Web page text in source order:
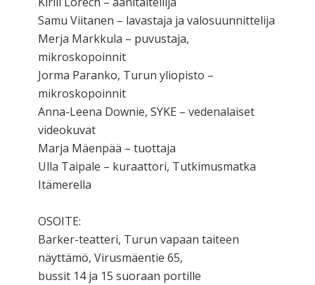
Samu Viitanen – lavastaja ja valosuunnittelija
Merja Markkula – puvustaja,
mikroskopoinnit
Jorma Paranko, Turun yliopisto –
mikroskopoinnit
Anna-Leena Downie, SYKE – vedenalaiset
videokuvat
Marja Mäenpää – tuottaja
Ulla Taipale – kuraattori, Tutkimusmatka
Itämerella
OSOITE:
Barker-teatteri, Turun vapaan taiteen
näyttämö, Virusmäentie 65,
bussit 14 ja 15 suoraan portille